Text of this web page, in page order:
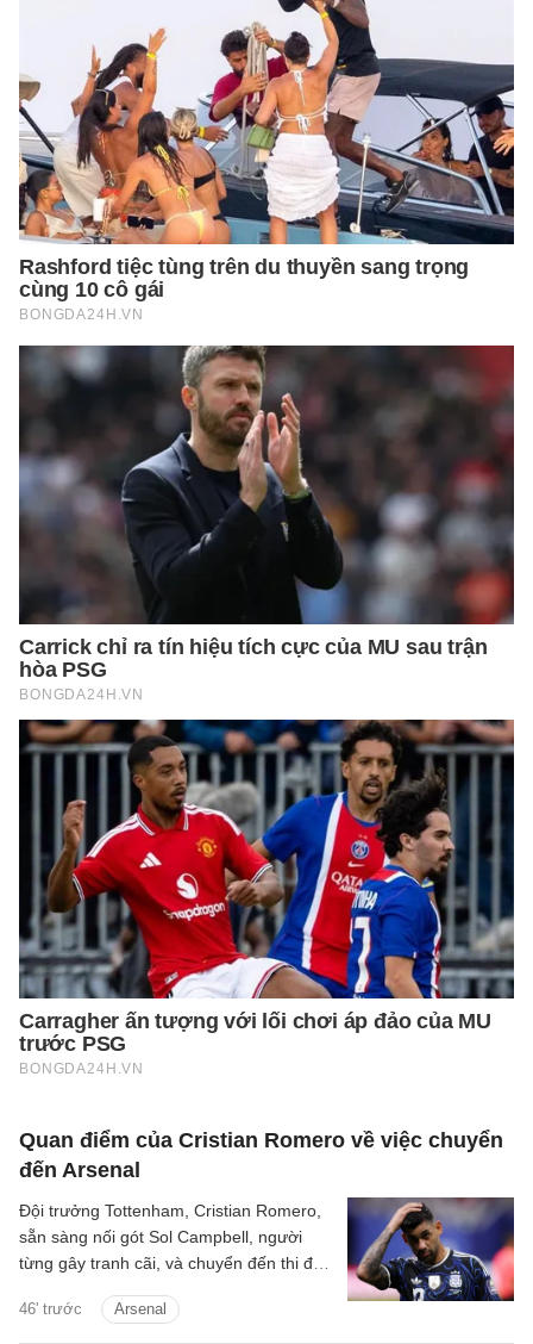
Quan điểm của Cristian Romero về việc chuyển
đến Arsenal
46' trước Arsenal
Đội trưởng Tottenham, Cristian Romero,
sẵn sàng nối gót Sol Campbell, người
từng gây tranh cãi, và chuyển đến thi đấu